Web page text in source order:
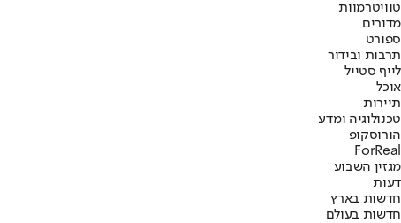
טוויטרמוות
מדורים
ספורט
תרבות ובידור
לייף סטייל
אוכל
תיירות
טכנולוגיה ומדע
הורוסקופ
ForReal
מגזין השבוע
דעות
חדשות בארץ
חדשות בעולם